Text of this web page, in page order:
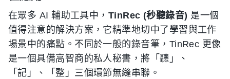
在眾多 AI 輔助工具中， TinRec (秒聽錄音) 是一個
值得注意的解決方案，它精準地切中了學習與工作
場景中的痛點。不同於一般的錄音筆，TinRec 更像
是一個具備高智商的私人秘書，將「聽」、
「記」、「整」三個環節無縫串聯。